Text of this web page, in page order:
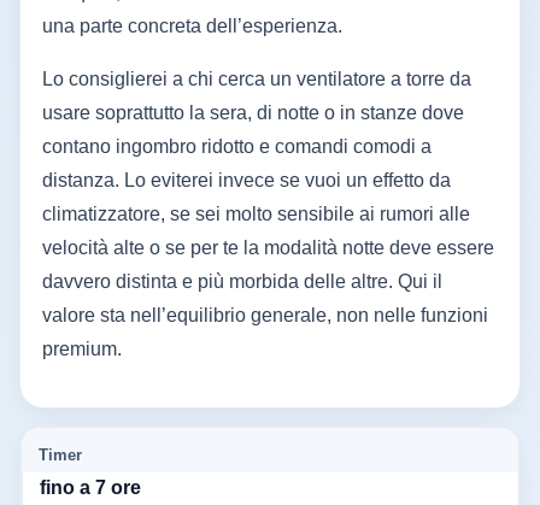
una parte concreta dell’esperienza.
Lo consiglierei a chi cerca un ventilatore a torre da
usare soprattutto la sera, di notte o in stanze dove
contano ingombro ridotto e comandi comodi a
distanza. Lo eviterei invece se vuoi un effetto da
climatizzatore, se sei molto sensibile ai rumori alle
velocità alte o se per te la modalità notte deve essere
davvero distinta e più morbida delle altre. Qui il
valore sta nell’equilibrio generale, non nelle funzioni
premium.
Timer
fino a 7 ore